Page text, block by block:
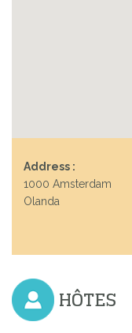
Address :
1000 Amsterdam
Olanda
HÔTES